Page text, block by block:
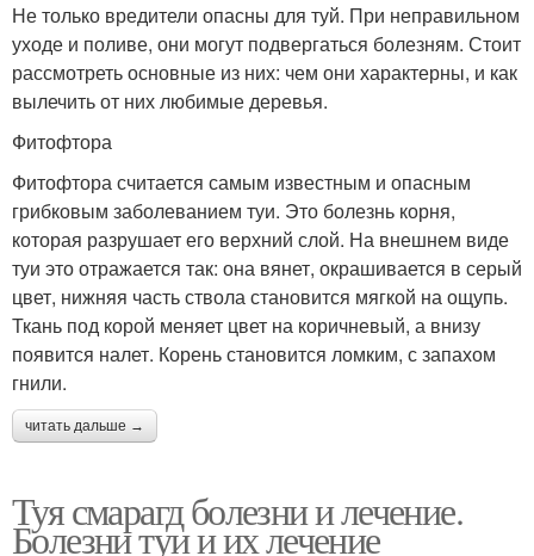
Не только вредители опасны для туй. При неправильном
уходе и поливе, они могут подвергаться болезням. Стоит
рассмотреть основные из них: чем они характерны, и как
вылечить от них любимые деревья.
Фитофтора
Фитофтора считается самым известным и опасным
грибковым заболеванием туи. Это болезнь корня,
которая разрушает его верхний слой. На внешнем виде
туи это отражается так: она вянет, окрашивается в серый
цвет, нижняя часть ствола становится мягкой на ощупь.
Ткань под корой меняет цвет на коричневый, а внизу
появится налет. Корень становится ломким, с запахом
гнили.
читать дальше →
Туя смарагд болезни и лечение.
Болезни туи и их лечение